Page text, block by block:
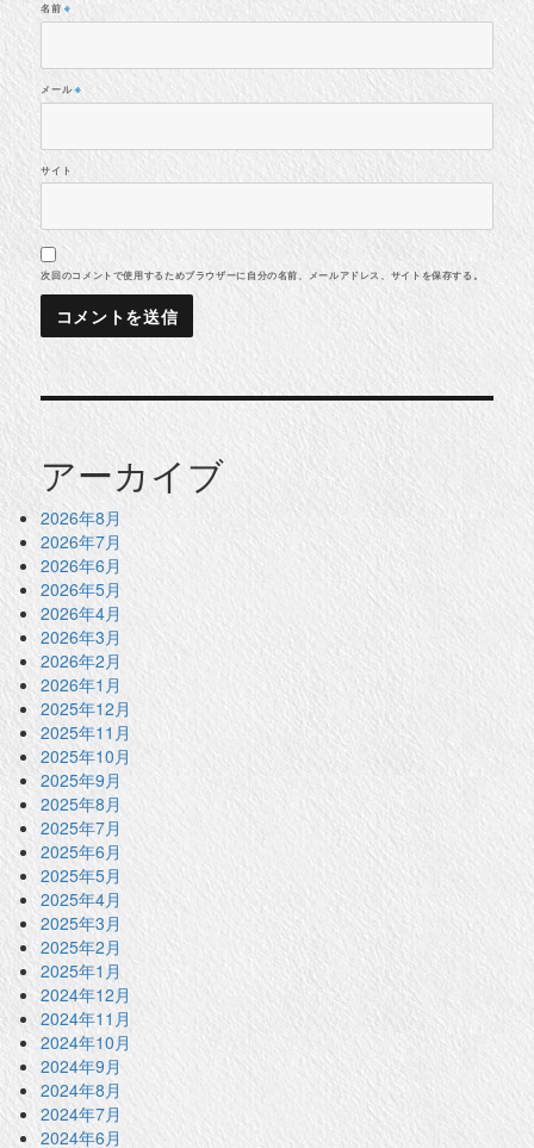
名前※
メール ※
サイト
次回のコメントで使用するためブラウザーに自分の名前、メールアドレス、サイトを保存する。
アーカイブ
2026年8月
2026年7月
2026年6月
2026年5月
2026年4月
2026年3月
2026年2月
2026年1月
2025年12月
2025年11月
2025年10月
2025年9月
2025年8月
2025年7月
2025年6月
2025年5月
2025年4月
2025年3月
2025年2月
2025年1月
2024年12月
2024年11月
2024年10月
2024年9月
2024年8月
2024年7月
2024年6月